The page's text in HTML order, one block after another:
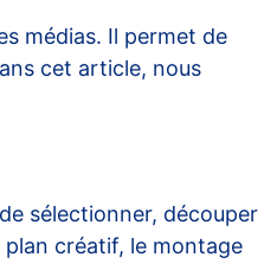
médias. Il permet de
cet article, nous
sélectionner, découper
créatif, le montage